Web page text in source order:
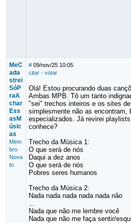
MeC
ada
strei
SóP
raA
char
Ess
asM
úsic
as
Mem
bro
Nova
to
# 09/nov/25 10:05
citar· votar
Olá! Estou procurando duas
Ambas MPB. Tô um tanto
"sei" trechos inteiros e os sites
simplesmente não as encontram,
especializados. Já revirei
conhece?
Trecho da Música 1:
O que será de nós
Daqui a dez anos
O que será de nós
Pobres seres humanos
Trecho da Música 2:
Nada nada nada nada nada não
...
Nada que não me lembre você
Nada que não me faça sentir/